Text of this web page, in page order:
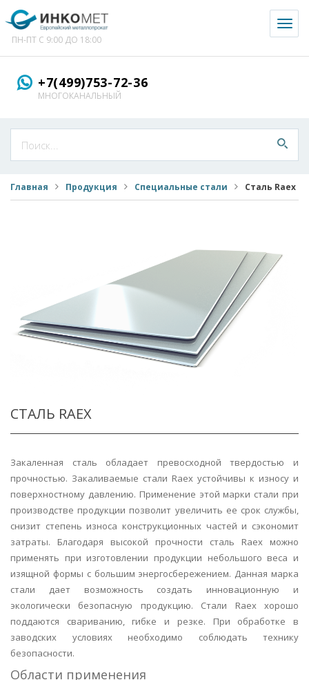
ПН-ПТ С 9:00 ДО 18:00
+7(499)753-72-36
МНОГОКАНАЛЬНЫЙ
Главная Продукция Специальные стали Сталь Raex
СТАЛЬ RAEX
Закаленная сталь обладает превосходной твердостью и
прочностью. Закаливаемые стали Raex устойчивы к износу и
поверхностному давлению. Применение этой марки стали при
производстве продукции позволит увеличить ее срок службы,
снизит степень износа конструкционных частей и сэкономит
затраты. Благодаря высокой прочности сталь Raex можно
применять при изготовлении продукции небольшого веса и
изящной формы с большим энергосбережением. Данная марка
стали дает возможность создать инновационную и
экологически безопасную продукцию. Стали Raex хорошо
поддаются свариванию, гибке и резке. При обработке в
заводских условиях необходимо соблюдать технику
безопасности.
Области применения